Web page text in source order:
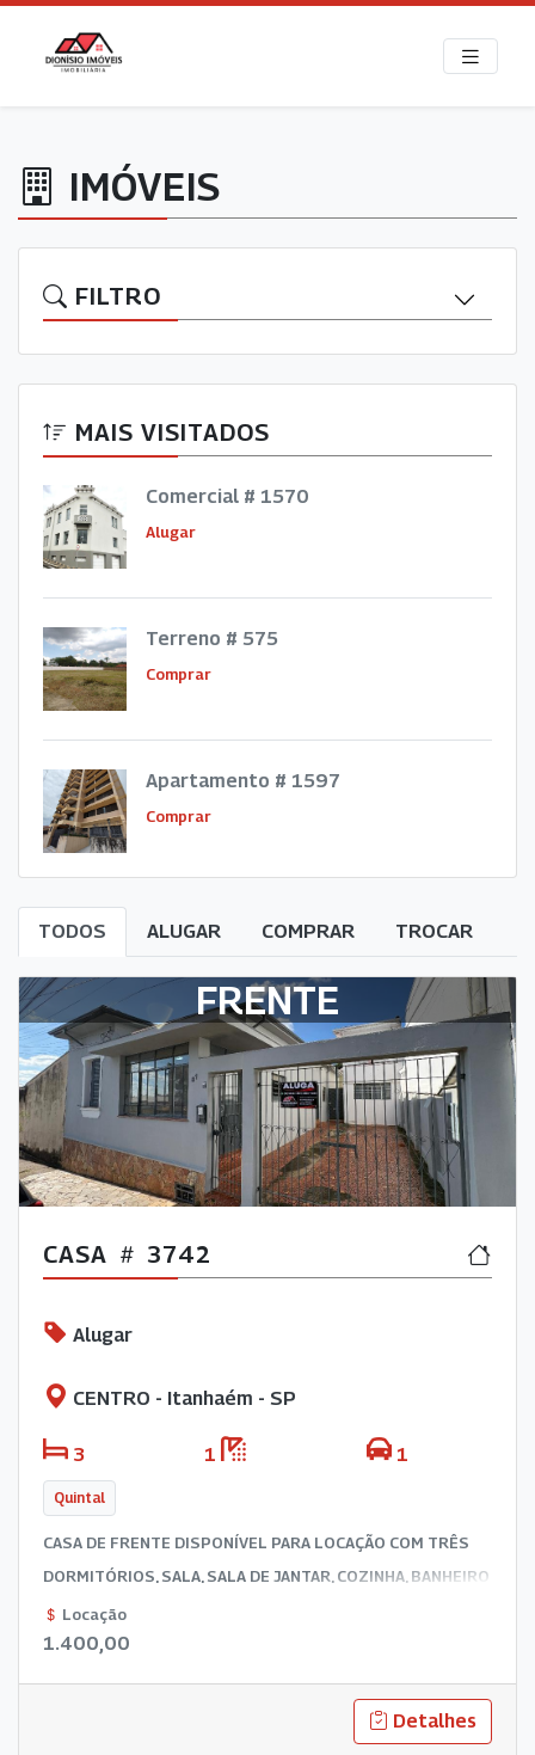
IMÓVEIS
FILTRO
MAIS VISITADOS
Comercial # 1570
Alugar
Terreno # 575
Comprar
Apartamento # 1597
Comprar
TODOS ALUGAR COMPRAR TROCAR
FRENTE
CASA 3742
Alugar
CENTRO - Itanhaém - SP
3 1
Quintal
CASA DE FRENTE DISPONÍVEL PARA LOCAÇÃO COM TRÊS
DORMITÓRIOS, SALA, SALA DE JANTAR, COZINHA, BANHEIRO
AMPLO, QUINTAL ESPAÇOSO, LAVANDERIA E GARAGEM.
Locação
1.400,00
Detalhes